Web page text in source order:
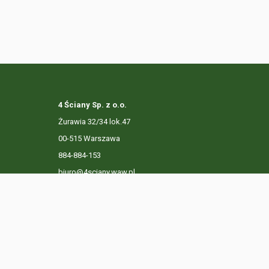
4 Ściany Sp. z o.o.
Żurawia 32/34 lok.47
00-515 Warszawa
884-884-153
biuro@4sciany.waw.pl